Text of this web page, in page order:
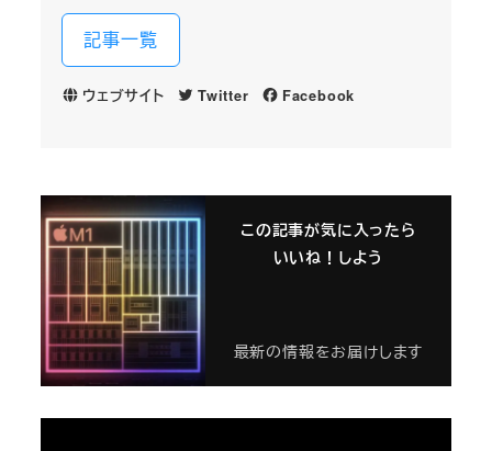
記事一覧
ウェブサイト Twitter Facebook
この記事が気に入ったら
いいね！しよう
最新の情報をお届けします